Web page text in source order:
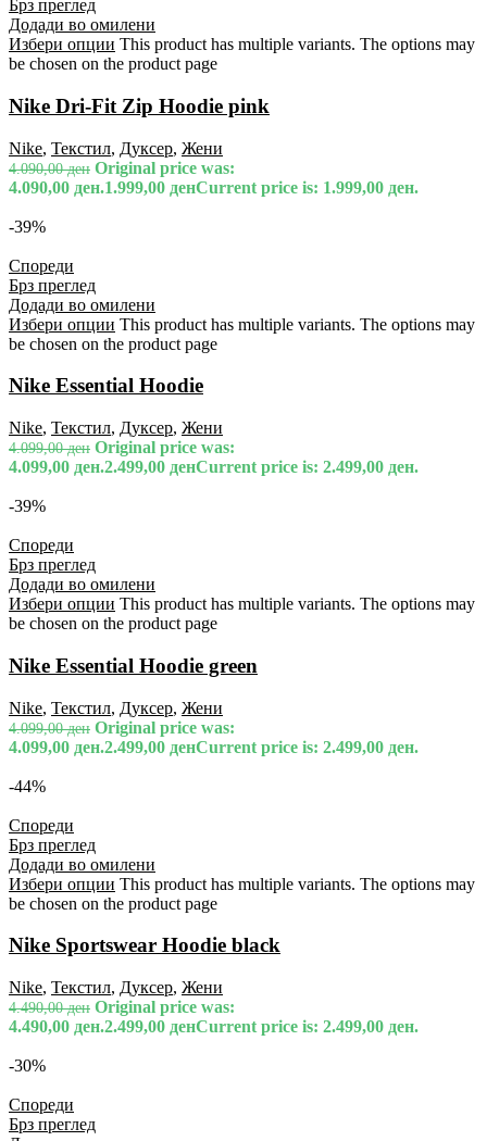
Брз преглед
Додади во омилени
Избери опции This product has multiple variants. The options may
be chosen on the product page
Nike Dri-Fit Zip Hoodie pink
Nike, Текстил, Дуксер, Жени
4.090,00ден Original price was:
4.090,00 ден.1.999,00 денCurrent price is: 1.999,00 ден.
-39%
Спореди
Брз преглед
Додади во омилени
Избери опции This product has multiple variants. The options may
be chosen on the product page
Nike Essential Hoodie
Nike, Текстил, Дуксер, Жени
4.099,00ден Original price was:
4.099,00 ден.2.499,00 денCurrent price is: 2.499,00 ден.
-39%
Спореди
Брз преглед
Додади во омилени
Избери опции This product has multiple variants. The options may
be chosen on the product page
Nike Essential Hoodie green
Nike, Текстил, Дуксер, Жени
4.099,00ден Original price was:
4.099,00 ден.2.499,00 денCurrent price is: 2.499,00 ден.
-44%
Спореди
Брз преглед
Додади во омилени
Избери опции This product has multiple variants. The options may
be chosen on the product page
Nike Sportswear Hoodie black
Nike, Текстил, Дуксер, Жени
4.490,00ден Original price was:
4.490,00 ден.2.499,00 денCurrent price is: 2.499,00 ден.
-30%
Спореди
Брз преглед